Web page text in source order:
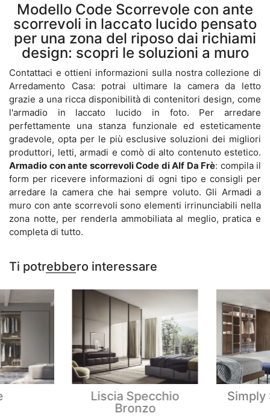
Modello Code Scorrevole con ante
scorrevoli in laccato lucido pensato
per una zona del riposo dai richiami
design: scopri le soluzioni a muro
Contattaci e ottieni informazioni sulla nostra collezione di
Arredamento Casa: potrai ultimare la camera da letto
grazie a una ricca disponibilità di contenitori design, come
l'armadio in laccato lucido in foto. Per arredare
perfettamente una stanza funzionale ed esteticamente
gradevole, opta per le più esclusive soluzioni dei migliori
produttori, letti, armadi e comò di alto contenuto estetico.
Armadio con ante scorrevoli Code di Alf Da Frè: compila il
form per ricevere informazioni di ogni tipo e consigli per
arredare la camera che hai sempre voluto. Gli Armadi a
muro con ante scorrevoli sono elementi irrinunciabili nella
zona notte, per renderla ammobiliata al meglio, pratica e
completa di tutto.
Ti potrebbero interessare
Liscia Specchio
Bronzo
Simply